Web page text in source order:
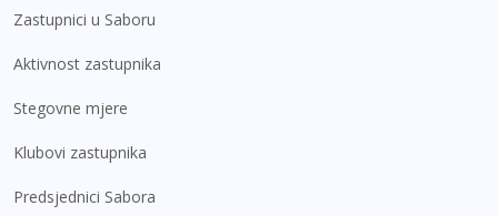
Zastupnici u Saboru
Aktivnost zastupnika
Stegovne mjere
Klubovi zastupnika
Predsjednici Sabora